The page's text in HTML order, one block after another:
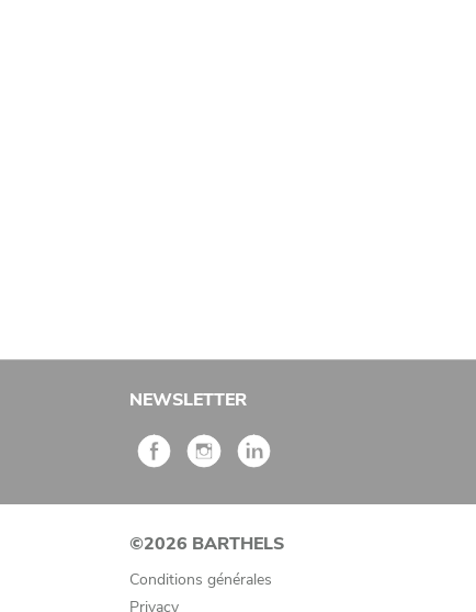
NEWSLETTER
©2026 BARTHELS
Conditions générales
Privacy